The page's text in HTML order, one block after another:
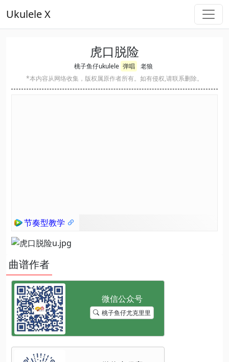
Ukulele X
虎口脱险
桃子鱼仔ukulele 弹唱
老狼
*本内容从网络收集，版权属原作者所有。如有侵权,请联系删除。
节奏型教学
曲谱作者
桃子鱼仔尤克里里